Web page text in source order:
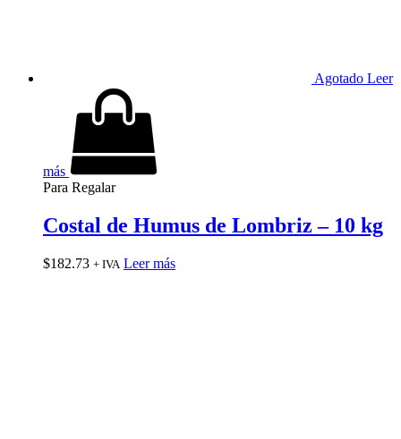
Agotado Leer
más
Para Regalar
Costal de Humus de Lombriz – 10 kg
$182.73 + IVA Leer más